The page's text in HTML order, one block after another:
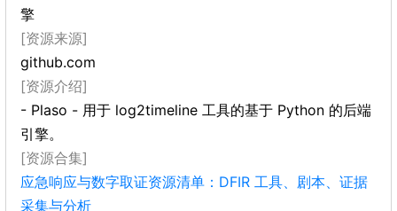
擎
[资源来源]
github.com
[资源介绍]
- Plaso - 用于 log2timeline 工具的基于 Python 的后端
引擎。
[资源合集]
应急响应与数字取证资源清单：DFIR 工具、剧本、证据
采集与分析